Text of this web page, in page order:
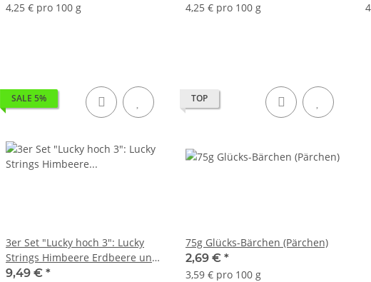
4,25 € pro 100 g
4,25 € pro 100 g
SALE 5%
3er Set "Lucky hoch 3": Lucky
Strings Himbeere Erdbeere und
Kirsche
9,49 € *
TOP
75g Glücks-Bärchen (Pärchen)
2,69 € *
3,59 € pro 100 g